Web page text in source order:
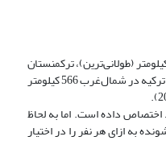
هفت کشور مرز زمینی دارد و مجموع طول مرزهای زمینی ایران، 6010 کیلومتر است. طول مرزهای زمینی مشترک ایران با عراق در غرب 1608 کیلومتر (طولانی‌ترین)، ترکمنستان
در شمال شرق 1190 کیلومتر، پاکستان در جنوب شرق 925 کیلومتر، افغانستان در شرق 919 کیلومتر، جمهوری آذربایجان در شمال‌غرب 757 کیلومتر، ترکیه در شمال‌غرب 566 کیلومتر
مقدار بارندگی را به خود اختصاص داده است. اما به لحاظ
کمترین میزان آب‌های تجدیدشونده به ازای هر نفر را در اختیار